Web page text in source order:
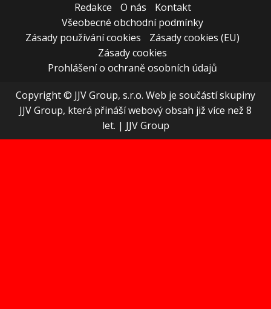
Redakce
O nás
Kontakt
Všeobecné obchodní podmínky
Zásady používání cookies
Zásady cookies (EU)
Zásady cookies
Prohlášení o ochraně osobních údajů
Copyright © JJV Group, s.r.o. Web je součástí skupiny
JJV Group, která přináší webový obsah již více než 8
let. | JJV Group